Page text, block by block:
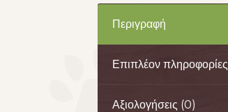
Περιγραφή
Επιπλέον πληροφορίες
Αξιολογήσεις (0)